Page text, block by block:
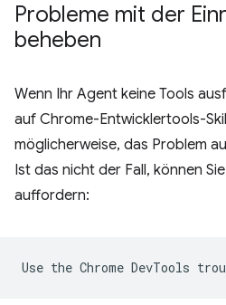
Probleme mit der
beheben
Wenn Ihr Agent keine Tools
auf Chrome-Entwicklertools-
möglicherweise, das Problem
Ist das nicht der Fall, können
auffordern: